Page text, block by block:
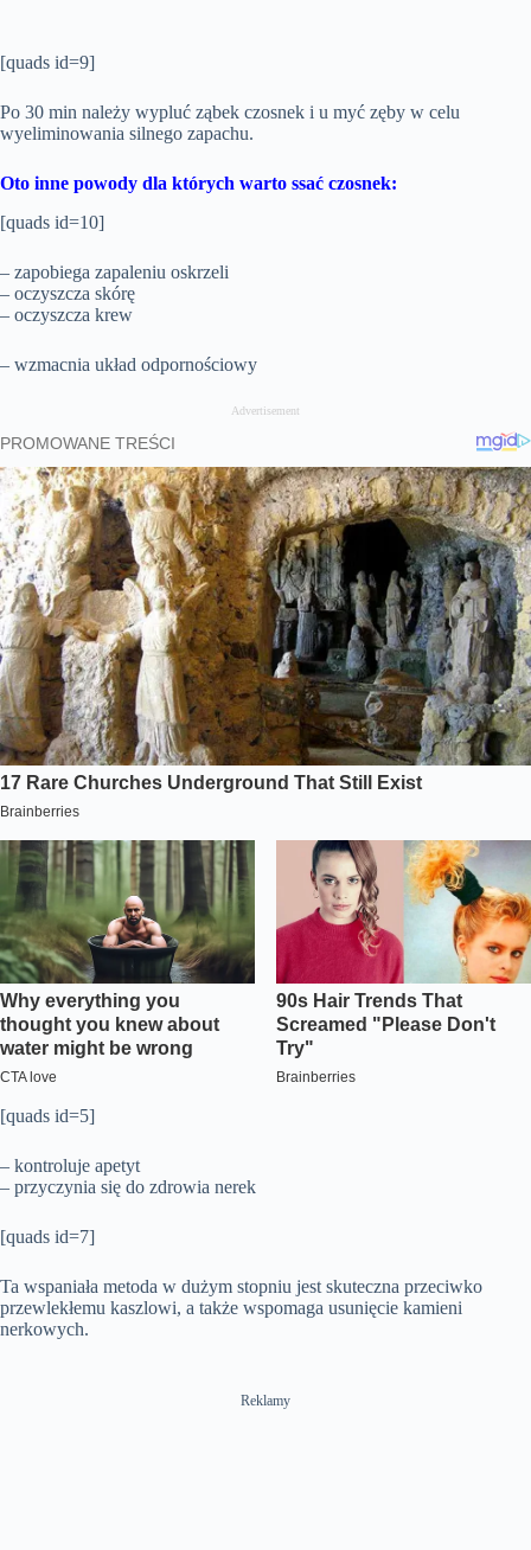
[quads id=9]
Po 30 min należy wypluć ząbek czosnek i u myć zęby w celu
wyeliminowania silnego zapachu.
Oto inne powody dla których warto ssać czosnek:
[quads id=10]
– zapobiega zapaleniu oskrzeli
– oczyszcza skórę
– oczyszcza krew
– wzmacnia układ odpornościowy
Advertisement
[quads id=5]
– kontroluje apetyt
– przyczynia się do zdrowia nerek
[quads id=7]
Ta wspaniała metoda w dużym stopniu jest skuteczna przeciwko
przewlekłemu kaszlowi, a także wspomaga usunięcie kamieni
nerkowych.
Reklamy